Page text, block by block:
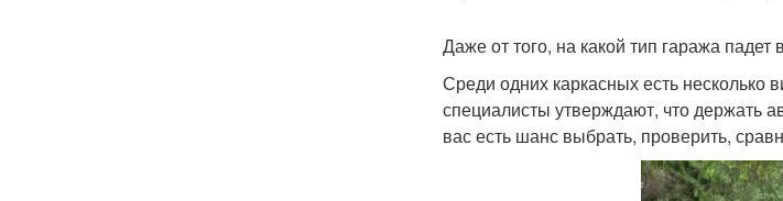
Даже от того, на какой тип гаража
Среди одних каркасных есть
специалисты утверждают, что держать
вас есть шанс выбрать, проверить,